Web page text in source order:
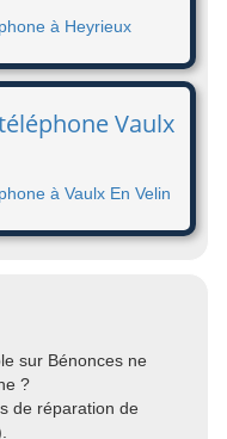
à Heyrieux
Vaulx
à Vaulx En Velin
sur Bénonces ne
?
de réparation de